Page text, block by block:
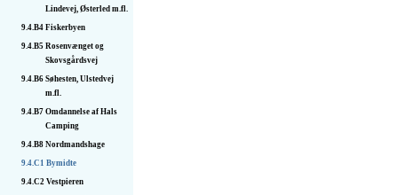
Lindevej, Østerled m.fl.
9.4.B4 Fiskerbyen
9.4.B5 Rosenvænget og
Skovsgårdsvej
9.4.B6 Søhesten, Ulstedvej
m.fl.
9.4.B7 Omdannelse af Hals
Camping
9.4.B8 Nordmandshage
9.4.C1 Bymidte
9.4.C2 Vestpieren